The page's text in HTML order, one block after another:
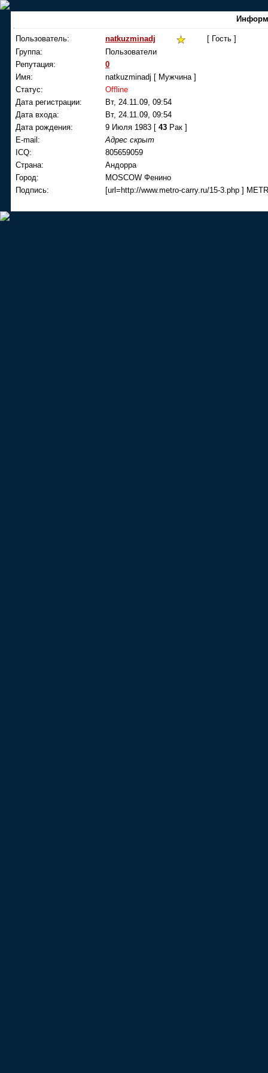
Пользователь: natkuzminadj
[ Гость ]
Группа:
Пользователи
Репутация:
0
Имя:
natkuzminadj [ Мужчина ]
Статус:
Offline
Дата регистрации:
Вт, 24.11.09, 09:54
Дата входа:
Вт, 24.11.09, 09:54
Дата рождения:
9 Июля 1983 [ 43 Рак ]
E-mail:
Адрес скрыт
ICQ:
805659059
Страна:
Андорра
Город:
MOSCOW Фенино
Подпись:
[url=http://www.metro-carry.ru/15-3.php ]